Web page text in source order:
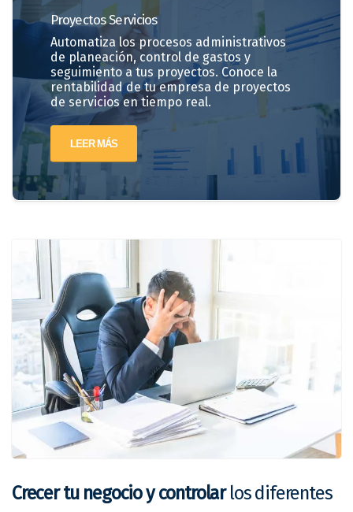
ProyectosServicios
Automatiza los procesos administrativos
de planeación, control de gastos y
seguimiento a tus proyectos. Conoce la
rentabilidad de tu empresa de proyectos
de servicios en tiempo real.
LEER MÁS
Crecer tu negocio y controlarlos diferentes